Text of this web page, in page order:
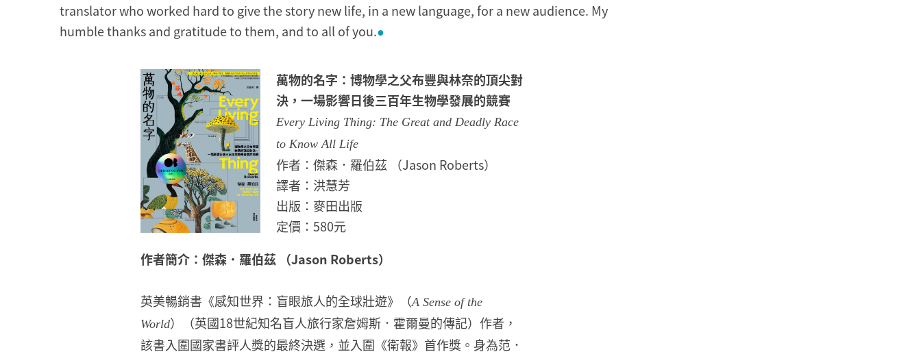
translator who worked hard to give the story new life, in a new language, for a new audience. My
humble thanks and gratitude to them, and to all of you.●
萬物的名字：博物學之父布豐與林奈的頂尖對
決，一場影響日後三百年生物學發展的競賽
Every Living Thing: The Great and Deadly Race
to Know All Life
作者：傑森．羅伯茲 （Jason Roberts）
譯者：洪慧芳
出版：麥田出版
定價：580元
作者簡介：傑森．羅伯茲 （Jason Roberts）
英美暢銷書《感知世界：盲眼旅人的全球壯遊》（A Sense of the
World）（英國18世紀知名盲人旅行家詹姆斯．霍爾曼的傳記）作者，
該書入圍國家書評人獎的最終決選，並入圍《衛報》首作獎。身為范．